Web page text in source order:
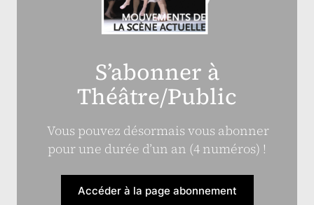
S’abonner à
Théâtre/Public
Vous pouvez désormais vous abonner
pour une durée d’un an (4 numéros) !
Accéder à la page abonnement